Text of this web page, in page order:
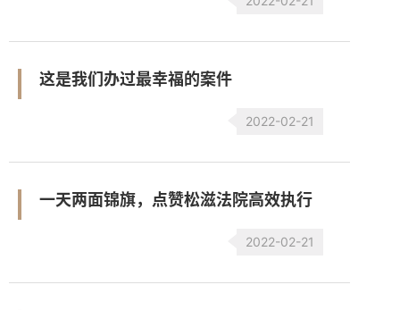
这是我们办过最幸福的案件
2022-02-21
一天两面锦旗，点赞松滋法院高效执行
2022-02-21